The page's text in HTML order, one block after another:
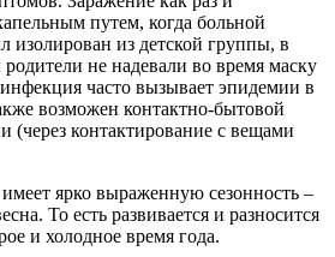
путем, когда больной
изолирован из детской группы, в
не надевали во время маску
часто вызывает эпидемии в
возможен контактно-бытовой
(через контактирование с вещами
ярко выраженную сезонность –
То есть развивается и разносится
и холодное время года.